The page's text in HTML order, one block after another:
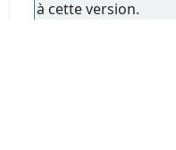
à cette version.